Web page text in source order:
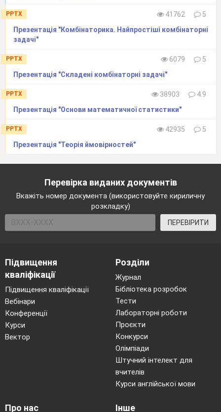
IX
За збірником завдань для письмового
екзамену з «Алгебри і початків аналізу»
В: №718-
720(б).
PPTX 41762
5
Презентація "Комбінаторика. Найпростіші комбінаторні
задачі"
PPTX 6079
5
Презентація "Складені комбінаторні задачі"
PPTX 38903
4.9
Презентація "Основи математичної статистики"
PPTX 42935
5
Презентація "Теорія ймовірностей"
Перевірка виданих документів
Вкажіть номер документа (використовуйте кириличну
розкладку)
ПЕРЕВІРИТИ
Підвищення
кваліфікації
Підвищення кваліфікації
Вебінари
Конференції
Курси
Вектор
Розділи
Журнал
Бібліотека розробок
Тести
Лабораторні роботи
Проєкти
Конкурси
Олімпіади
Штучний інтелект для
вчителів
Курси англійської мови
Про нас Інше